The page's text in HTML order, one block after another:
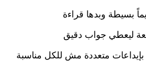
بسيطة وبدها قراءة
ليعطي جواب دقيق
متعددة مش للكل مناسبة